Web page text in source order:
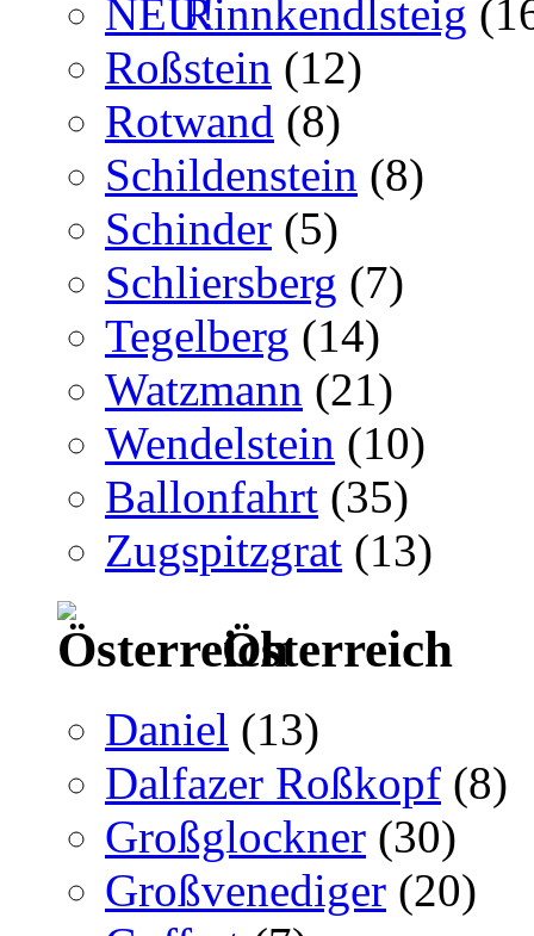
Rinnkendlsteig
Roßstein (12)
Rotwand (8)
Schildenstein (8)
Schinder (5)
Schliersberg (7)
Tegelberg (14)
Watzmann (21)
Wendelstein (10)
Ballonfahrt (35)
Zugspitzgrat (13)
Österreich
Daniel (13)
Dalfazer Roßkopf (8)
Großglockner (30)
Großvenediger (20)